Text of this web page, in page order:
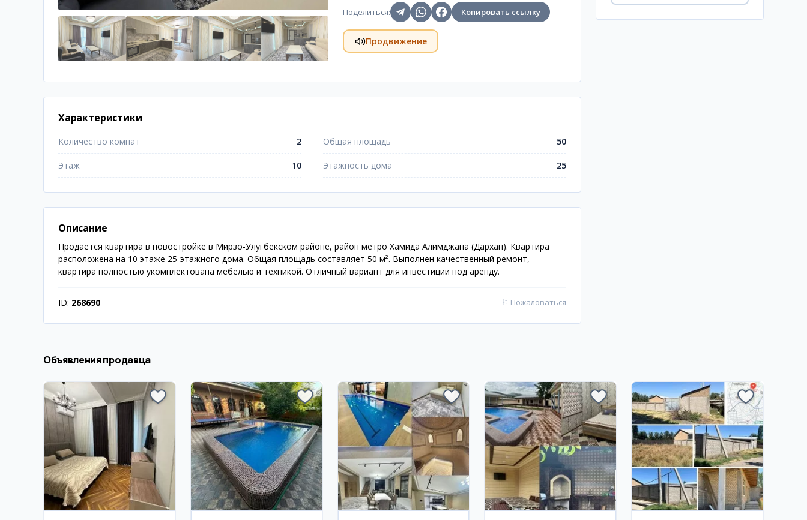
Поделиться: Копировать ссылку
Продвижение
Характеристики
Количество комнат 2 Общая площадь 50
Этаж 10 Этажность дома 25
Описание
Продается квартира в новостройке в Мирзо-Улугбекском районе, район метро Хамида Алимджана (Дархан). Квартира
расположена на 10 этаже 25-этажного дома. Общая площадь составляет 50 м². Выполнен качественный ремонт,
квартира полностью укомплектована мебелью и техникой. Отличный вариант для инвестиции под аренду.
ID: 268690 ⚐ Пожаловаться
Объявления продавца